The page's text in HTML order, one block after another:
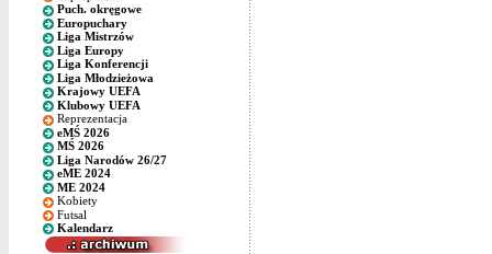
Puch. okręgowe
Europuchary
Liga Mistrzów
Liga Europy
Liga Konferencji
Liga Młodzieżowa
Krajowy UEFA
Klubowy UEFA
Reprezentacja
eMŚ 2026
MŚ 2026
Liga Narodów 26/27
eME 2024
ME 2024
Kobiety
Futsal
Kalendarz